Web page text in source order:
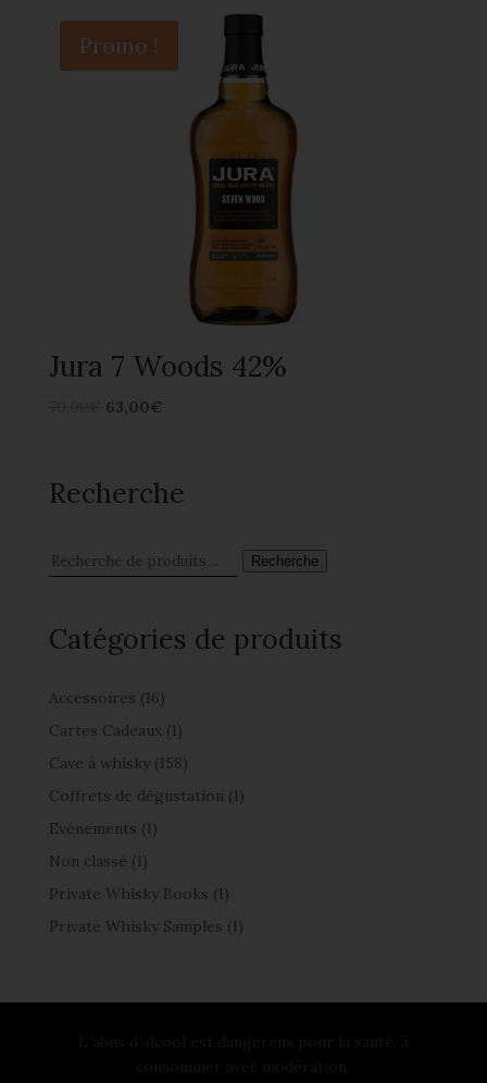
Promo !
Jura 7 Woods 42%
63,00€
Recherche
Recherche
Catégories de produits
Accessoires (16)
Cartes Cadeaux (1)
Cave à whisky (158)
Coffrets de dégustation (1)
Evénements (1)
Non classé (1)
Private Whisky Books (1)
Private Whisky Samples (1)